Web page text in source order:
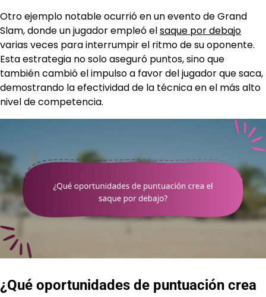
Otro ejemplo notable ocurrió en un evento de Grand
Slam, donde un jugador empleó elsaque por debajo
varias veces para interrumpir el ritmo de su oponente.
Esta estrategia no solo aseguró puntos, sino que
también cambió el impulso a favor del jugador que saca,
demostrando la efectividad de la técnica en el más alto
nivel de competencia.
¿Qué oportunidades de puntuación crea